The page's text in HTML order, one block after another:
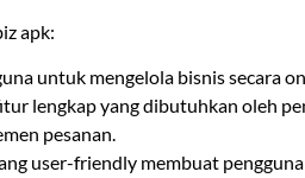
apk:
untuk mengelola bisnis secara
lengkap yang dibutuhkan oleh
pesanan.
user-friendly membuat